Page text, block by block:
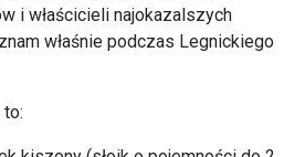
i właścicieli najokazalszych
właśnie podczas Legnickiego